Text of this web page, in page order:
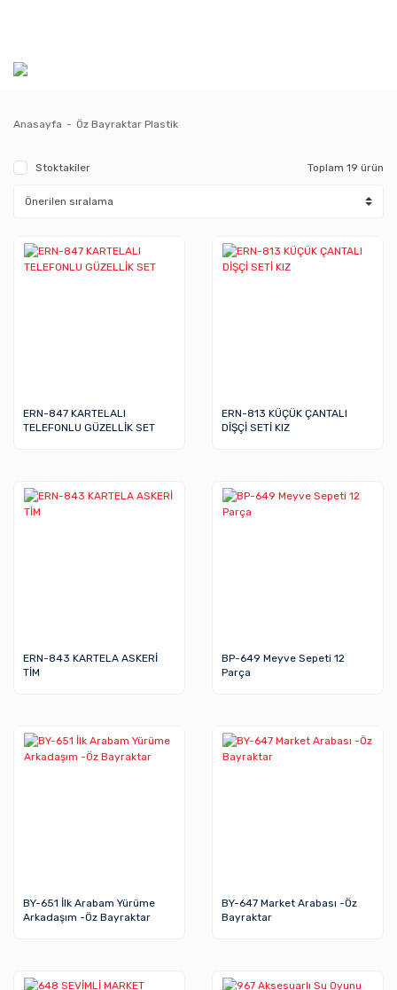
Anasayfa Öz Bayraktar Plastik
Stoktakiler Toplam 19 ürün
ERN-847 KARTELALI
TELEFONLU GÜZELLİK SET
ERN-813 KÜÇÜK ÇANTALI
DİŞÇİ SETİ KIZ
ERN-843 KARTELA ASKERİ
TİM
BP-649 Meyve Sepeti 12
Parça
BY-651 İlk Arabam Yürüme
Arkadaşım -Öz Bayraktar
BY-647 Market Arabası -Öz
Bayraktar